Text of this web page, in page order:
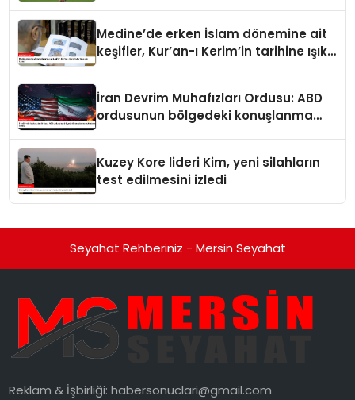
Medine’de erken İslam dönemine ait
keşifler, Kur’an-ı Kerim’in tarihine ışık
İran Devrim Muhafızları Ordusu: ABD
ordusunun bölgedeki konuşlanma
Kuzey Kore lideri Kim, yeni silahların
test edilmesini izledi
Seyahat Rehberiniz - Mersin Seyahat
Reklam & İşbirliği:habersonuclari@gmail.com